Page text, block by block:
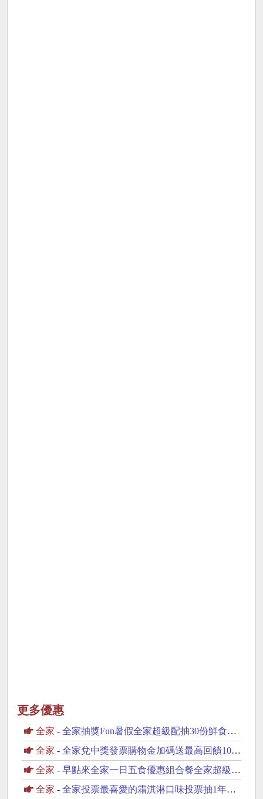
更多優惠
全家 - 全家抽獎Fun暑假全家超級配抽30份鮮食咖啡飲品
全家 - 全家兌中獎發票購物金加碼送最高回饋100元購物金
全家 - 早點來全家一日五食優惠組合餐全家超級配抽30份鮮食
全家 - 全家投票最喜愛的霜淇淋口味投票抽1年份霜淇淋